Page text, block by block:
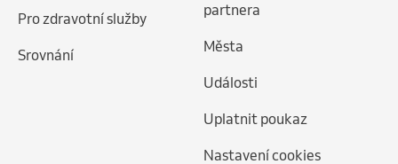
Pro zdravotní služby
Srovnání
partnera
Města
Události
Uplatnit poukaz
Nastavení cookies